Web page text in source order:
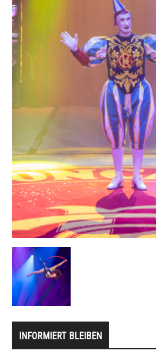
INFORMIERT BLEIBEN